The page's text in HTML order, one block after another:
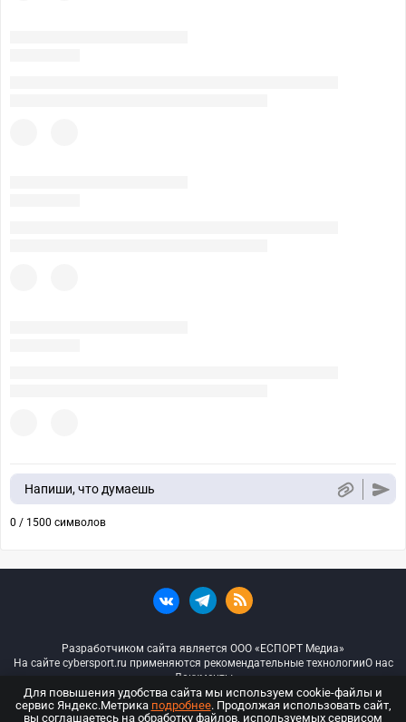
Напиши, что думаешь
0 / 1500 символов
Разработчиком сайта является ООО «ЕСПОРТ Медиа»
На сайте cybersport.ru применяются рекомендательные технологииО нас
Документы
© ООО «Киберспорт.ру» — Все права защищены
Для повышения удобства сайта мы используем cookie-файлы и
сервис Яндекс.Метрика подробнее. Продолжая использовать сайт,
вы соглашаетесь на обработку файлов, используемых сервисом